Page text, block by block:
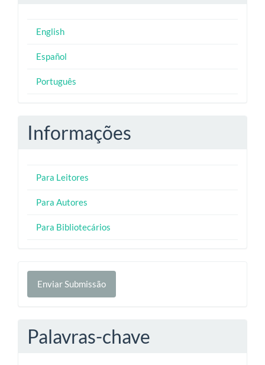
English
Español
Português
Informações
Para Leitores
Para Autores
Para Bibliotecários
Enviar
Submissão
Enviar Submissão
Palavras-chave